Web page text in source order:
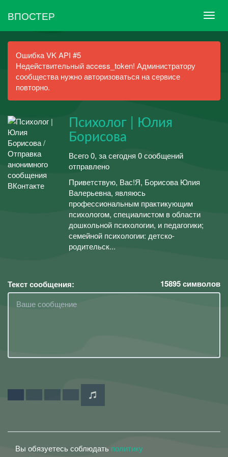
ВПОСТЕР
Ошибка VK API #5
Недействительный access_token! Администратору
сообщества нужно авторизоваться на сервисе
повторно.
Психолог | Юлия
Борисова
Всего 0, за сегодня 0 сообщений
отправлено
Приветствую, Вас!Я, Борисова Юлия
Валерьевна, являюсь
профессиональным практикующим
психологом, специалистом в области
дошкольной психологии, и педагогики;
семейной психологии: детско-
родительск...
Текст сообщения: 15895символов
Вы обязуетесь соблюдать политику